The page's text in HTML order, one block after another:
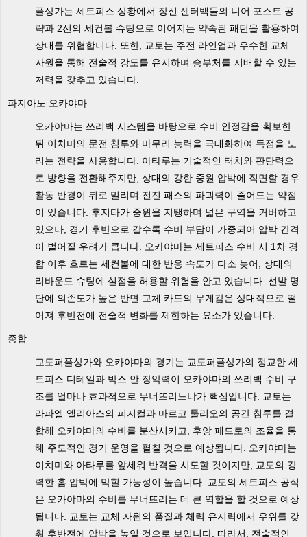
플상가는 세트피스 상황에서 장신 센터백들의 니어 포스트 공
략과 2선의 세컨볼 슈팅으로 이어지는 약속된 패턴을 활용하여
상대를 위협합니다. 또한, 교토는 주전 라인업과 우수한 교체
자원을 통해 전술적 강도를 유지하며 승부처를 지배할 수 있는
저력을 갖추고 있습니다.
파지아노 오카야마
오카야마는 쓰리백 시스템을 바탕으로 수비 안정감을 확보한
뒤 이치미의 문전 침투와 마무리 능력을 극대화하여 득점을 노
리는 전략을 사용합니다. 아타루는 기술적인 터치와 판단력으
로 방향을 전환해주지만, 상대의 강한 중원 압박에 직면할 경우
활동 반경이 뒤로 밀리며 전진 패스의 파괴력이 줄어드는 약점
이 있습니다. 후지타가 중원을 지탱하며 넓은 구역을 커버하고
있으나, 경기 후반으로 갈수록 수비 부담이 가중되어 압박 간격
이 벌어질 우려가 큽니다. 오카야마는 세트피스 수비 시 1차 경
합 이후 흐르는 세컨볼에 대한 반응 속도가 다소 늦어, 상대의
리바운드 슈팅에 실점을 허용할 위험을 안고 있습니다. 선발 명
단에 의존도가 높은 반면 교체 카드의 무게감은 상대적으로 떨
어져 후반전에 전술적 변화를 제한하는 요소가 있습니다.
종합
교토퍼플상가와 오카야마의 경기는 교토퍼플상가의 정교한 세
트피스 디테일과 박스 안 장악력이 오카야마의 쓰리백 수비 구
조를 얼마나 효과적으로 무너뜨리느냐가 핵심입니다. 교토는
라파엘 엘리아스의 피지컬과 마르코 툴리오의 공간 침투를 결
합해 오카야마의 수비를 분산시키고, 후앙 페드로의 조율을 통
해 주도적인 경기 운영을 펼칠 것으로 예상됩니다. 오카야마는
이치미와 아타루를 앞세워 반격을 시도할 것이지만, 교토의 강
력한 홈 압박에 막힐 가능성이 높습니다. 교토의 세트피스 공식
은 오카야마의 수비를 무너뜨리는 데 큰 역할을 할 것으로 예상
됩니다. 교토는 교체 자원의 품질과 체력 유지력에서 우위를 갖
춰 후반전에 압박을 높일 것으로 보입니다. 따라서, 전술적인